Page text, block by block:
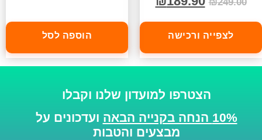
לצפייה ורכישה הוספה לסל
הצטרפו למועדון שלנו וקבלו
10% הנחה בקנייה הבאה
ועדכונים על
מבצעים והטבות